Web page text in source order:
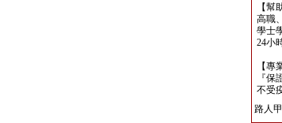
【
高職
學士
24小
【
『
不受
路人甲